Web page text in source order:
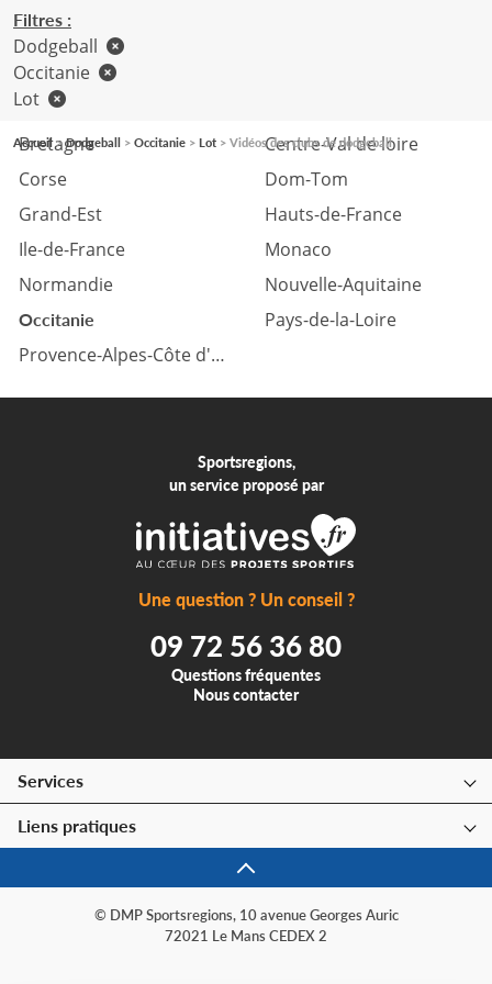
Auvergne Rhône-Alpes
Bretagne
Centre-Val de loire
Corse
Dom-Tom
Grand-Est
Hauts-de-France
Ile-de-France
Monaco
Normandie
Nouvelle-Aquitaine
Occitanie
Pays-de-la-Loire
Provence-Alpes-Côte d'azur
Filtres :
Dodgeball
Occitanie
Lot
Accueil Dodgeball Occitanie Lot Vidéos des clubs de dodgeball
Sportsregions,
un service proposé par
Une question ? Un conseil ?
09 72 56 36 80
Questions fréquentes
Nous contacter
Services
Liens pratiques
© DMP Sportsregions, 10 avenue Georges Auric
72021 Le Mans CEDEX 2